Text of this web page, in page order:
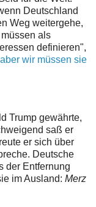
Deutschland
Weg weitergehe,
als
definieren",
wir müssen sie
Trump gewährte,
saß er
er sich über
Deutsche
der Entfernung
im Ausland: Merz